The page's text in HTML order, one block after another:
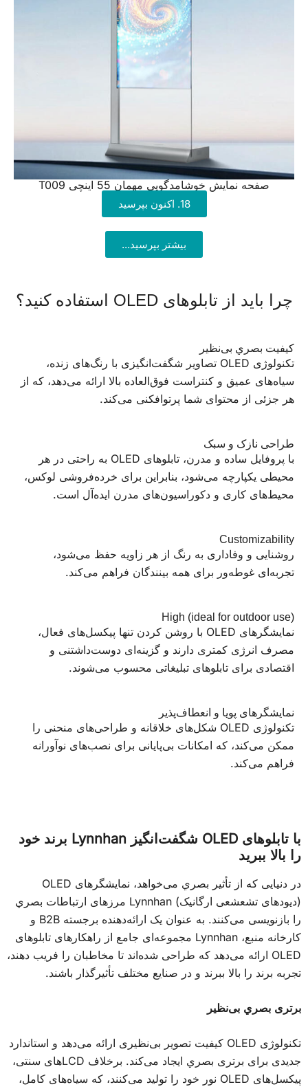
صفحه نمایش خوشامدگویی مهمان 55 اینچی T009
18. اکنون بپرسید
بیشتر بپرسید...
چرا باید از تابلوهای OLED استفاده کنید؟
کیفیت بصري بی‌نظير
تکنولوژی OLED تصاویر شگفت‌انگیزی با رنگ‌های زنده،
سیاه‌های عمیق و کنتراست فوق‌العاده بالا ارائه می‌دهد، که از
هر جزئی از محتوای شما پرتوافکنی می‌کند.
طراحی نازک و سبک
با پروفایل ساده و مدرن، تابلوهای OLED به راحتی در هر
محیطی یکپارچه می‌شود، بنابراین برای خرده‌فروشی لوکس،
محیط‌های کاری و دکوراسیون‌های مدرن ایده‌آل است.
Customizability
روشنایی و وفاداری به رنگ از هر زاویه حفظ می‌شود،
تجربه‌ای غوطه‌ور برای همه بینندگان فراهم می‌کند.
High (ideal for outdoor use)
نمایشگرهای OLED با روشن کردن تنها پیکسل‌های فعال،
مصرف انرژی کمتری دارند و گزینه‌ای دوست‌داشتنی و
اقتصادی برای تابلوهای تبلیغاتی محسوب می‌شوند.
نمایشگرهای پویا و انعطاف‌پذیر
تکنولوژی OLED شکل‌های خلاقانه و طراحی‌های منحنی را
ممکن می‌کند، که امکانات بی‌پایانی برای نصب‌های نوآورانه
فراهم می‌کند.
با تابلوهای OLED شگفت‌انگیز Lynnhan برند خود
را بالا ببرید
در دنیایی که از تأثير بصري می‌خواهد، نمایشگرهای OLED
(دیودهای تشعشعی ارگانیک) Lynnhan مرزهای ارتباطات بصري
را بازنویسی می‌کنند. به عنوان یک ارائه‌دهنده برجسته B2B و
کارخانه منبع، Lynnhan مجموعه‌ای جامع از راهکارهای تابلوهای
OLED ارائه می‌دهد که طراحی شده‌اند تا مخاطبان را فریب دهند،
تجربه برند را بالا ببرند و در صنایع مختلف تأثيرگذار باشند.
برتری بصري بی‌نظير
تکنولوژی OLED کیفیت تصویر بی‌نظیری ارائه می‌دهد و استاندارد
جدیدی برای برتری بصري ایجاد می‌کند. برخلاف LCDهای سنتی،
پیکسل‌های OLED نور خود را تولید می‌کنند، که سیاه‌های کامل،